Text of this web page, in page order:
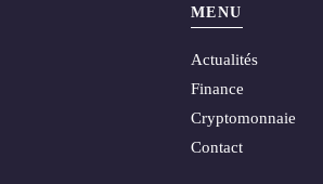
MENU
Actualités
Finance
Cryptomonnaie
Contact